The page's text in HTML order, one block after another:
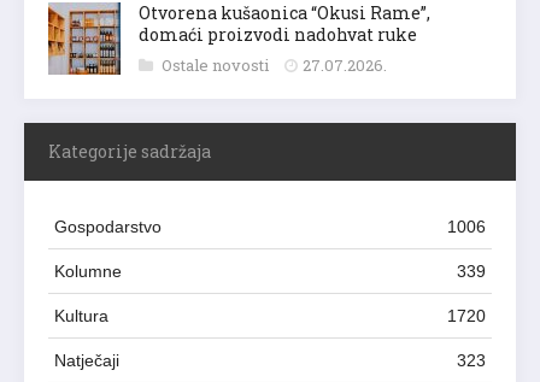
Otvorena kušaonica “Okusi Rame”,
domaći proizvodi nadohvat ruke
Ostale novosti 27.07.2026.
Kategorije sadržaja
Gospodarstvo 1006
Kolumne 339
Kultura 1720
Natječaji 323